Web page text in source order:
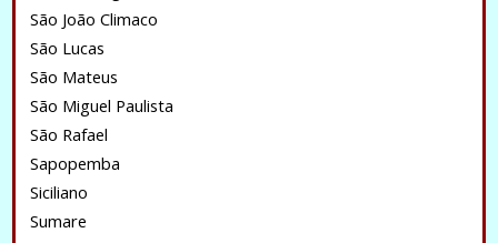
São João Climaco
São Lucas
São Mateus
São Miguel Paulista
São Rafael
Sapopemba
Siciliano
Sumare